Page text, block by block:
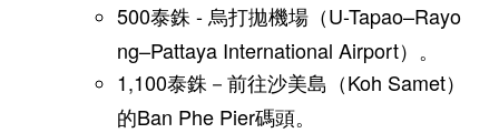
500泰銖 - 烏打拋機場（U-Tapao–Rayo
ng–Pattaya International Airport）。
1,100泰銖－前往沙美島（Koh Samet）
的Ban Phe Pier碼頭。